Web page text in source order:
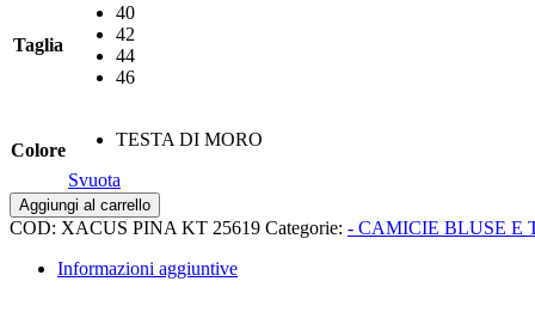
Taglia
40
42
44
46
Colore
TESTA DI MORO
Svuota
Camicia
manica
active
Aggiungi al carrello
COD: XACUS PINA KT 25619 Categorie: - CAMICIE BLUSE E
Informazioni aggiuntive